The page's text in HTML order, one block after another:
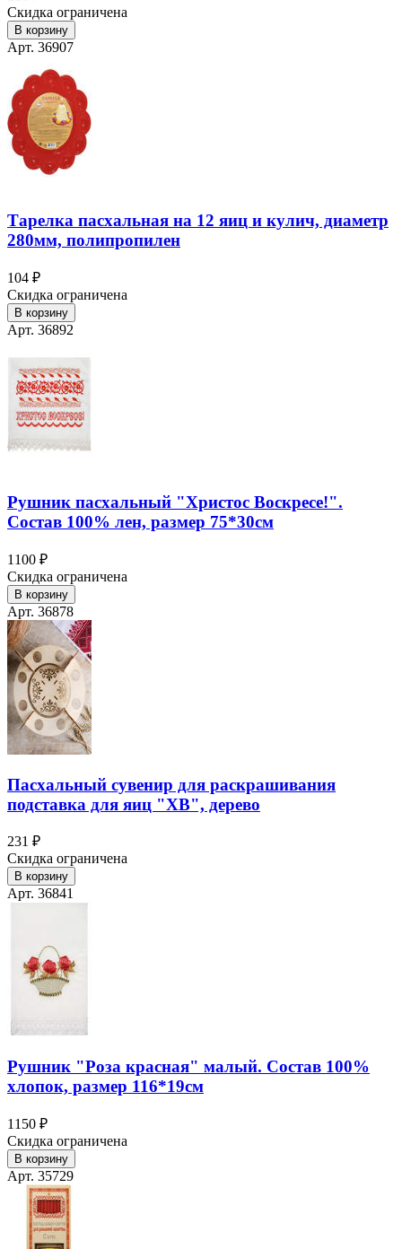
Скидка ограничена
В корзину
Арт. 36907
Тарелка пасхальная на 12 яиц и кулич, диаметр
280мм, полипропилен
104 ₽
Скидка ограничена
В корзину
Арт. 36892
Рушник пасхальный "Христос Воскресе!".
Состав 100% лен, размер 75*30см
1100 ₽
Скидка ограничена
В корзину
Арт. 36878
Пасхальный сувенир для раскрашивания
подставка для яиц "ХВ", дерево
231 ₽
Скидка ограничена
В корзину
Арт. 36841
Рушник "Роза красная" малый. Состав 100%
хлопок, размер 116*19см
1150 ₽
Скидка ограничена
В корзину
Арт. 35729